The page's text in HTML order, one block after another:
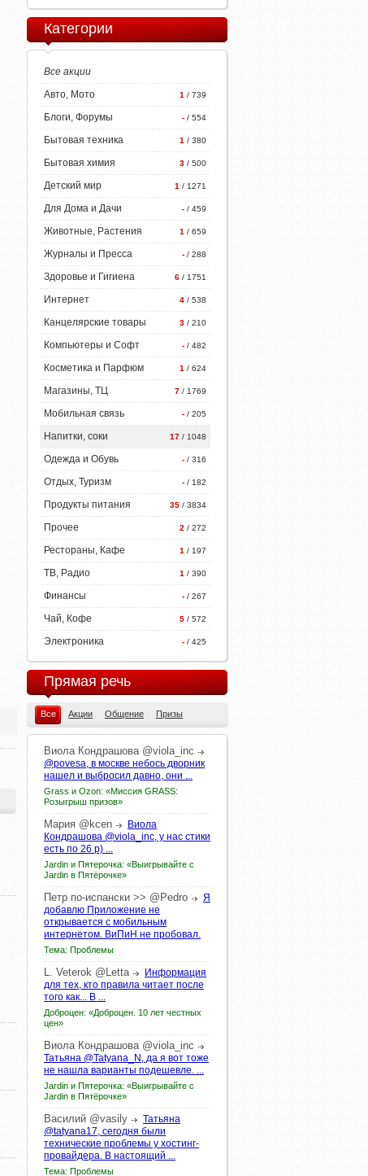
Категории
Все акции
1 / 739
Авто, Мото
- / 554
Блоги, Форумы
1 / 380
Бытовая техника
3 / 500
Бытовая химия
1 / 1271
Детский мир
- / 459
Для Дома и Дачи
1 / 659
Животные, Растения
- / 288
Журналы и Пресса
6 / 1751
Здоровье и Гигиена
4 / 538
Интернет
3 / 210
Канцелярские товары
- / 482
Компьютеры и Софт
1 / 624
Косметика и Парфюм
7 / 1769
Магазины, ТЦ
- / 205
Мобильная связь
17 / 1048
Напитки, соки
- / 316
Одежда и Обувь
- / 182
Отдых, Туризм
35 / 3834
Продукты питания
2 / 272
Прочее
1 / 197
Рестораны, Кафе
1 / 390
ТВ, Радио
- / 267
Финансы
5 / 572
Чай, Кофе
- / 425
Электроника
Прямая речь
Все Акции Общение Призы
Виола Кондрашова @viola_inc
@povesa, в москве небось дворник
нашел и выбросил давно, они ...
Grass и Ozon: «Миссия GRASS:
Розыгрыш призов»
Мария @kcen
Виола
Кондрашова @viola_inc, у нас стики
есть по 26 р) ...
Jardin и Пятерочка: «Выигрывайте с
Jardin в Пятёрочке»
Петр по-испански >> @Pedro
Я
добавлю Приложение не
открывается с мобильным
интернетом. ВиПиН не пробовал.
Тема: Проблемы
L. Veterok @Letta
Информация
для тех, кто правила читает после
того как... В ...
Доброцен: «Доброцен. 10 лет честных
цен»
Виола Кондрашова @viola_inc
Татьяна @Tatyana_N, да я вот тоже
не нашла варианты подешевле. ...
Jardin и Пятерочка: «Выигрывайте с
Jardin в Пятёрочке»
Василий @vasily
Татьяна
@tatyana17, сегодня были
технические проблемы у хостинг-
провайдера. В настоящий ...
Тема: Проблемы